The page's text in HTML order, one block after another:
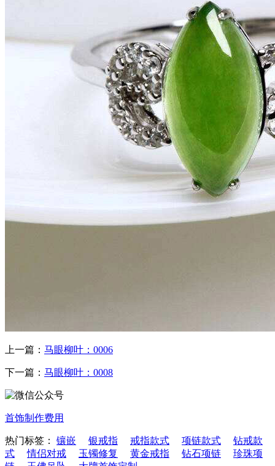
上一篇： 马眼柳叶：0006
下一篇： 马眼柳叶：0008
首饰制作费用
热门标签： 镶嵌 银戒指 戒指款式 项链款式
钻戒款
式
情侣对戒 玉镯修复 黄金戒指 钻石项链
珍珠项